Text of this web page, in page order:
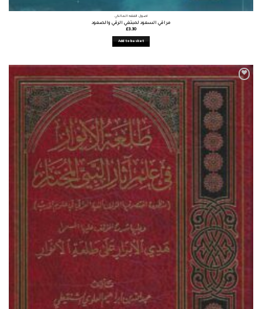
أصول الفقه المالكي
مراقي السعود لمبتغي الرقي والصعود
£3.30
Add to basket